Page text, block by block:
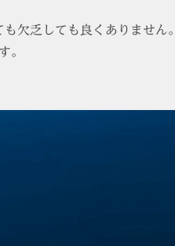
も欠乏しても良くありません。
。